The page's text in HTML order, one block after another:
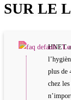
SUR LE
HNET
plus de
chez